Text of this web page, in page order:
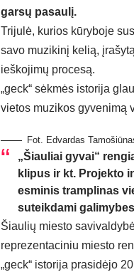
garsų pasaulį.
Trijulė, kurios kūryboje
savo muzikinį kelią,
ieškojimų procesą.
„geck“ sėkmės istorija
vietos muzikos gyvenimą
Fot. Edvardas
„Šiauliai gyvai“
klipus ir kt. Projekto
esminis tramplinas
suteikdami
Šiaulių miesto
reprezentaciniu miesto
„geck“ istorija prasidėjo